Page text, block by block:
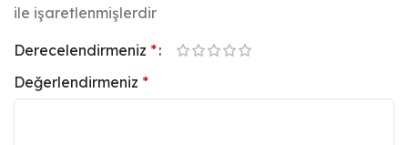
ile işaretlenmişlerdir
Derecelendirmeniz *
Değerlendirmeniz *